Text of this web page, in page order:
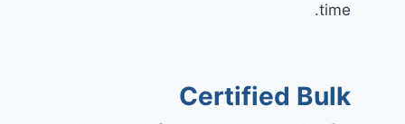
time.
Certified Bulk